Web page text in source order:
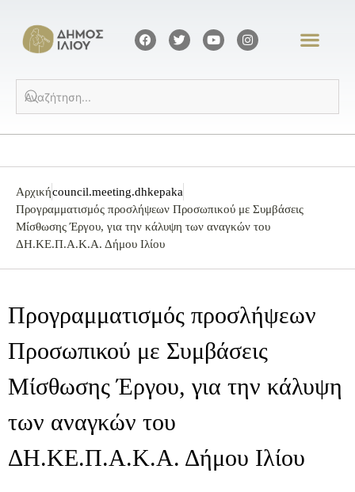
Αρχικήcouncil.meeting.dhkepaka
Προγραμματισμός προσλήψεων Προσωπικού με Συμβάσεις
Μίσθωσης Έργου, για την κάλυψη των αναγκών του
ΔΗ.ΚΕ.Π.Α.Κ.Α. Δήμου Ιλίου
Προγραμματισμός προσλήψεων
Προσωπικού με Συμβάσεις
Μίσθωσης Έργου, για την κάλυψη
των αναγκών του
ΔΗ.ΚΕ.Π.Α.Κ.Α. Δήμου Ιλίου